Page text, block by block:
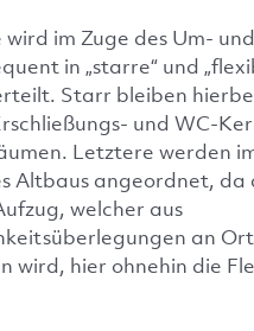
im Zuge des Um- und
in „starre“ und
Starr bleiben
und WC-
Letztere werden
Altbaus angeordnet, da
welcher aus
an
wird, hier ohnehin die